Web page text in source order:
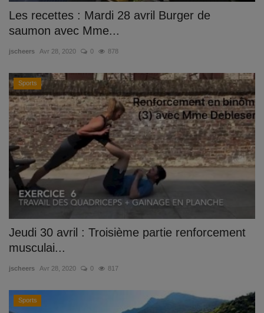
Les recettes : Mardi 28 avril Burger de
saumon avec Mme...
jscheers Avr 28, 2020 0 878
Sports
Jeudi 30 avril : Troisième partie renforcement
musculai...
jscheers Avr 28, 2020 0 817
Sports